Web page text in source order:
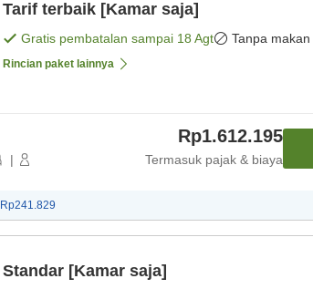
Tarif terbaik [Kamar saja]
Gratis pembatalan sampai 18 Agt Tanpa makan
Rincian paket lainnya
|
Rp1.612.195
Termasuk pajak & biaya
Rp241.829
Standar [Kamar saja]